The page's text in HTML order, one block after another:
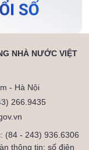
NHÀ NƯỚC VIỆT
- Hà Nội
266.9435
(84 - 243) 936.6306
thông tin: số điện